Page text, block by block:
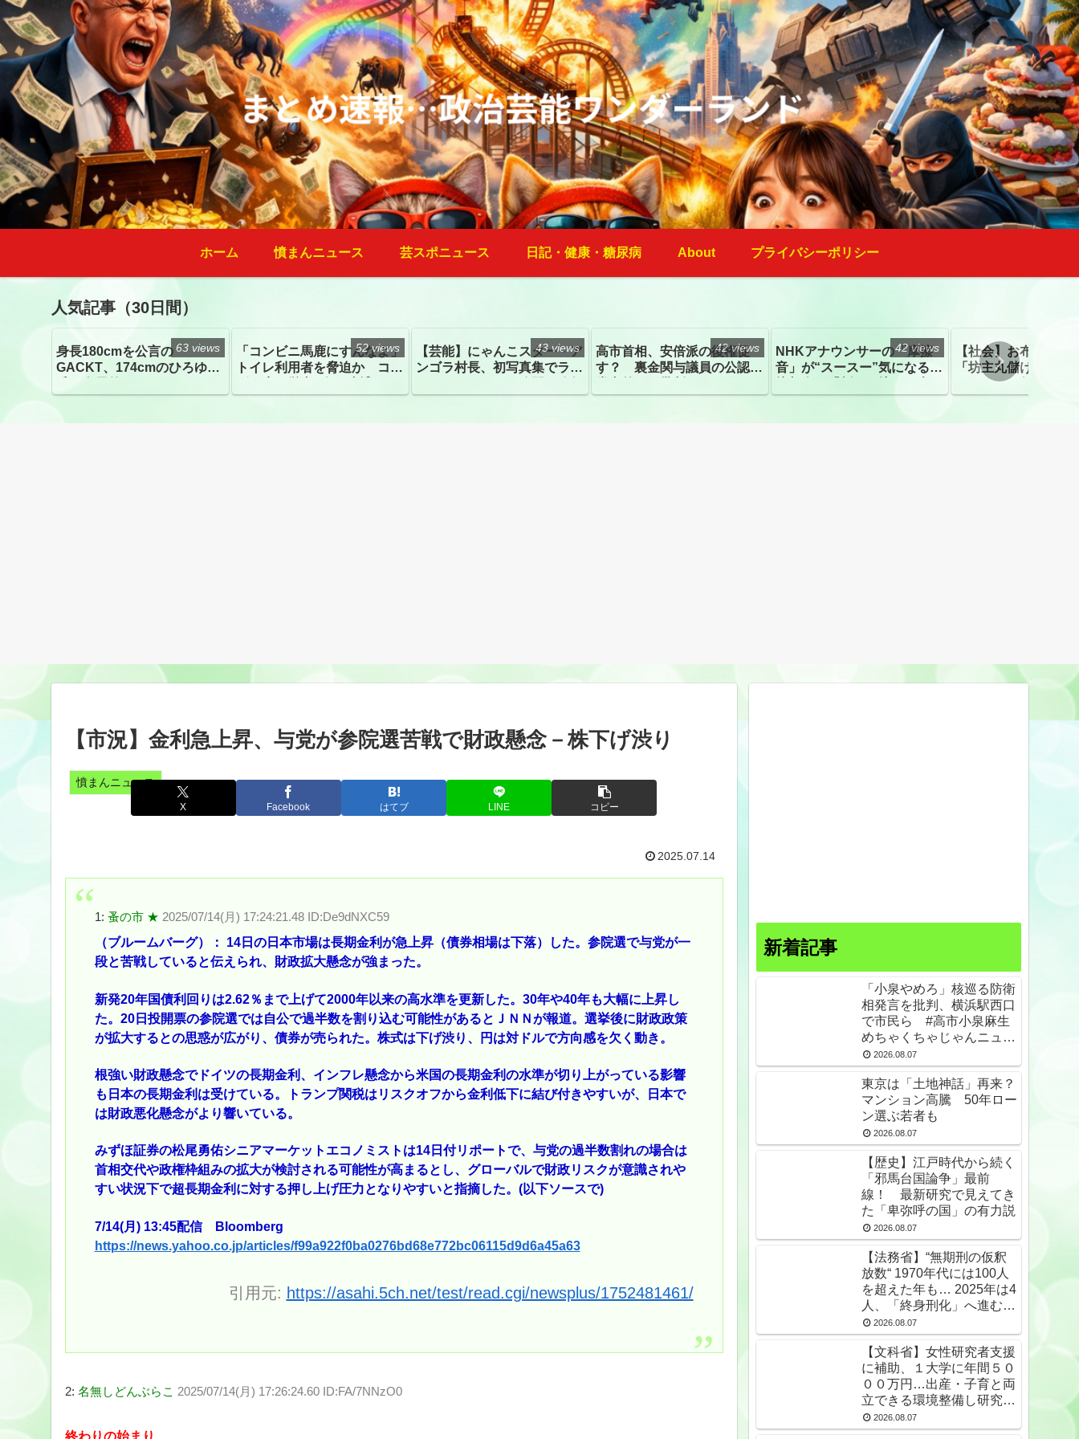
ホーム 憤まんニュース 芸スポニュース 日記・健康・糖尿病 About プライバシーポリシー
人気記事（30日間）
身長180cmを公言の
GACKT、174cmのひろゆき
トざわつき イベントでの写
63 views
「コンビニ馬鹿にすんなよ」
トイレ利用者を脅迫か コン
52 views
【芸能】にゃんこスター・ア
ンゴラ村長、初写真集でラン
はデジタル写真集が異例の大
43 views
高市首相、安倍派の復権促
す？ 裏金関与議員の公認、
42 views
NHKアナウンサーの「摩擦
音」が“スースー”気になる指
聴こえる。聴きづらい」
42 views
【社会】お布施、戒
「坊主丸儲け」は
ほとんどが年収３０
下「地方の寺の僧侶
【市況】金利急上昇、与党が参院選苦戦で財政懸念－株下げ渋り
憤まんニュース
X Facebook はてブ LINE コピー
2025.07.14
1: 蚤の市 ★ 2025/07/14(月) 17:24:21.48 ID:De9dNXC59
（ブルームバーグ）： 14日の日本市場は長期金利が急上昇（債券相場は下落）した。参院選で与党が一
段と苦戦していると伝えられ、財政拡大懸念が強まった。
新発20年国債利回りは2.62％まで上げて2000年以来の高水準を更新した。30年や40年も大幅に上昇し
た。20日投開票の参院選では自公で過半数を割り込む可能性があるとＪＮＮが報道。選挙後に財政政策
が拡大するとの思惑が広がり、債券が売られた。株式は下げ渋り、円は対ドルで方向感を欠く動き。
根強い財政懸念でドイツの長期金利、インフレ懸念から米国の長期金利の水準が切り上がっている影響
も日本の長期金利は受けている。トランプ関税はリスクオフから金利低下に結び付きやすいが、日本で
は財政悪化懸念がより響いている。
みずほ証券の松尾勇佑シニアマーケットエコノミストは14日付リポートで、与党の過半数割れの場合は
首相交代や政権枠組みの拡大が検討される可能性が高まるとし、グローバルで財政リスクが意識されや
すい状況下で超長期金利に対する押し上げ圧力となりやすいと指摘した。(以下ソースで)
7/14(月) 13:45配信 Bloomberg
https://news.yahoo.co.jp/articles/f99a922f0ba0276bd68e772bc06115d9d6a45a63
引用元: https://asahi.5ch.net/test/read.cgi/newsplus/1752481461/
2: 名無しどんぶらこ 2025/07/14(月) 17:26:24.60 ID:FA/7NNzO0
終わりの始まり
新着記事
「小泉やめろ」核巡る防衛
相発言を批判、横浜駅西口
で市民ら #高市小泉麻生
めちゃくちゃじゃんニュー
スdeプロテスト
2026.08.07
東京は「土地神話」再来？
マンション高騰 50年ロー
ン選ぶ若者も
2026.08.07
【歴史】江戸時代から続く
「邪馬台国論争」最前
線！ 最新研究で見えてき
た「卑弥呼の国」の有力説
2026.08.07
【法務省】“無期刑の仮釈
放数“ 1970年代には100人
を超えた年も… 2025年は4
人、「終身刑化」へ進む
無期受刑者は24年末で
1650人★2
2026.08.07
【文科省】女性研究者支援
に補助、１大学に年間５０
００万円…出産・子育と両
立できる環境整備し研究力
底上げ
2026.08.07